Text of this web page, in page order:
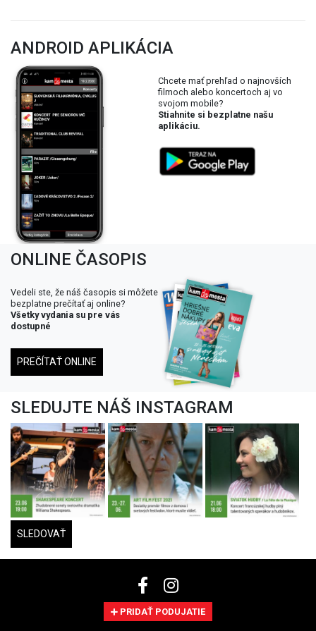
ANDROID APLIKÁCIA
Chcete mať prehľad o najnovších
filmoch alebo koncertoch aj vo
svojom mobile?
Stiahnite si bezplatne našu
aplikáciu.
ONLINE ČASOPIS
Vedeli ste, že náš časopis si môžete
bezplatne prečítať aj online?
Všetky vydania su pre vás
dostupné
PREČÍTAŤ ONLINE
SLEDUJTE NÁŠ INSTAGRAM
SLEDOVAŤ
PRIDAŤ PODUJATIE